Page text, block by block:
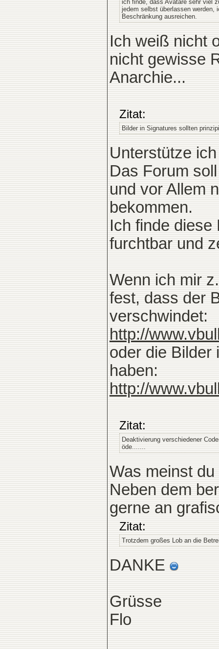
ich finde, dass Avatare sehr viel
jedem selbst überlassen werden,
Beschränkung ausreichen.
Ich weiß nicht
nicht gewisse
Anarchie...
Zitat:
Bilder in Signatures sollten
Unterstütze
Das Forum
und vor Allem
bekommen.
Ich finde diese
furchtbar und
Wenn ich mir
fest, dass der
verschwindet:
http://
oder die Bilder
haben:
http://
Zitat:
Deaktivierung verschiedener
öde.......
Was meinst
Neben dem
gerne an
Zitat:
Trotzdem großes Lob an die
DANKE
Grüsse
Flo